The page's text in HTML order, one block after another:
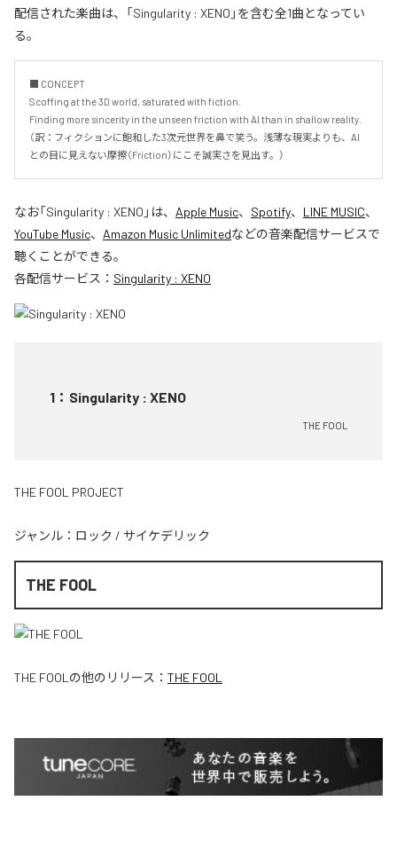
配信された楽曲は、「Singularity : XENO」を含む全1曲となってい
る。
■ CONCEPT
Scoffing at the 3D world, saturated with fiction.
Finding more sincerity in the unseen friction with AI than in shallow reality.
（訳：フィクションに飽和した3次元世界を鼻で笑う。浅薄な現実よりも、AI
との目に見えない摩擦（Friction）にこそ誠実さを見出す。）
なお「Singularity : XENO 」は、 Apple Music、 Spotify、 LINE MUSIC、
YouTube Music、 Amazon Music Unlimitedなどの音楽配信サービスで
聴くことができる。
各配信サービス： Singularity : XENO
1 ： Singularity : XENO
THE FOOL
THE FOOL PROJECT
ジャンル： ロック / サイケデリック
THE FOOL
THE FOOL の他のリリース： THE FOOL